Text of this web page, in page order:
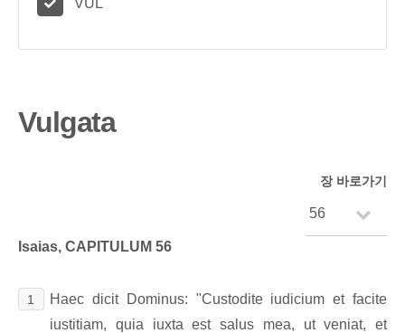
Vulgata
장 바로가기
Isaias, CAPITULUM 56
1
Haec dicit Dominus: "Custodite iudicium et facite
iustitiam, quia iuxta est salus mea, ut veniat, et